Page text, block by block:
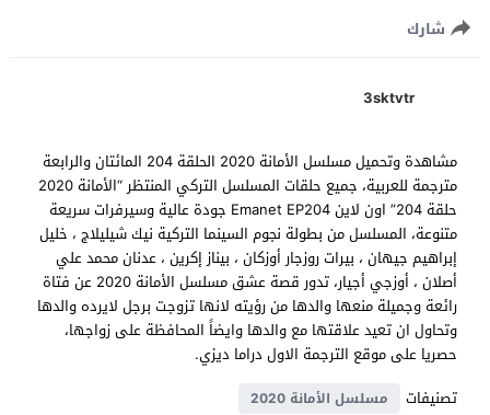
شارك
3sktvtr
مشاهدة وتحميل مسلسل الأمانة 2020 الحلقة 204 المائتان والرابعة
مترجمة للعربية، جميع حلقات المسلسل التركي المنتظر “الأمانة 2020
حلقة 204” اون لاين Emanet EP204 جودة عالية وسيرفرات سريعة
متنوعة، المسلسل من بطولة نجوم السينما التركية نيك شيليلاج ، خليل
إبراهيم جيهان ، بيرات روزجار أوزكان ، بيناز إكرين ، عدنان محمد علي
أصلان ، أوزجي أجيار، تدور قصة عشق مسلسل الأمانة 2020 عن فتاة
رائعة وجميلة منعها والدها من رؤيته لانها تزوجت برجل لايرده والدها
وتحاول ان تعيد علاقتها مع والدها وايضاً المحافظة على زواجها،
حصريا على موقع الترجمة الاول دراما ديزي.
تصنيفات
مسلسل الأمانة 2020